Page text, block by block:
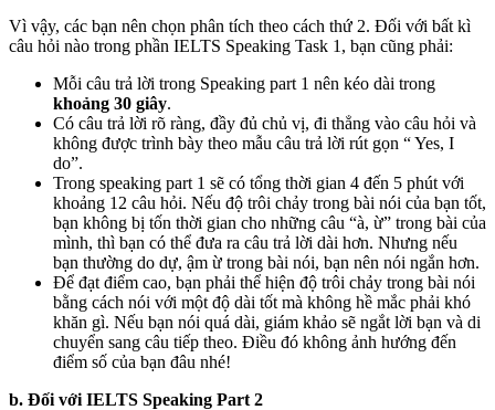
Vì vậy, các bạn nên chọn phân tích theo cách thứ 2. Đối với bất kì
câu hỏi nào trong phần IELTS Speaking Task 1, bạn cũng phải:
Mỗi câu trả lời trong Speaking part 1 nên kéo dài trong
khoảng 30 giây.
Có câu trả lời rõ ràng, đầy đủ chủ vị, đi thẳng vào câu hỏi và
không được trình bày theo mẫu câu trả lời rút gọn “ Yes, I
do”.
Trong speaking part 1 sẽ có tổng thời gian 4 đến 5 phút với
khoảng 12 câu hỏi. Nếu độ trôi chảy trong bài nói của bạn tốt,
bạn không bị tốn thời gian cho những câu “à, ừ” trong bài của
mình, thì bạn có thể đưa ra câu trả lời dài hơn. Nhưng nếu
bạn thường do dự, ậm ừ trong bài nói, bạn nên nói ngắn hơn.
Để đạt điểm cao, bạn phải thể hiện độ trôi chảy trong bài nói
bằng cách nói với một độ dài tốt mà không hề mắc phải khó
khăn gì. Nếu bạn nói quá dài, giám khảo sẽ ngắt lời bạn và di
chuyển sang câu tiếp theo. Điều đó không ảnh hướng đến
điểm số của bạn đâu nhé!
b. Đối với IELTS Speaking Part 2